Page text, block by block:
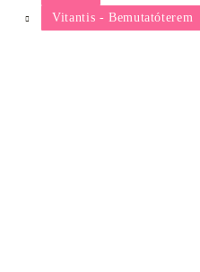
Vitantis - Bemutatóterem